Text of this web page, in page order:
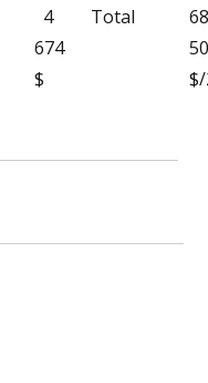
4
674
$
Total